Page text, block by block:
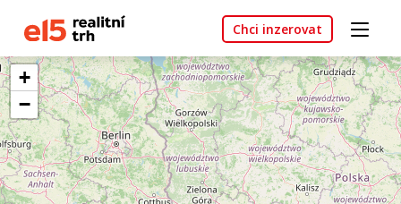
Chci inzerovat
+
−